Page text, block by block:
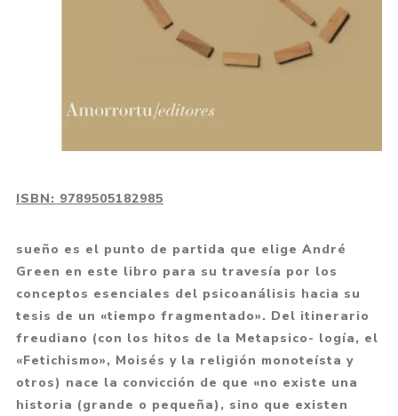
ISBN: 9789505182985
sueño es el punto de partida que elige André
Green en este libro para su travesía por los
conceptos esenciales del psicoanálisis hacia su
tesis de un «tiempo fragmentado». Del itinerario
freudiano (con los hitos de la Metapsico- logía, el
«Fetichismo», Moisés y la religión monoteísta y
otros) nace la convicción de que «no existe una
historia (grande o pequeña), sino que existen